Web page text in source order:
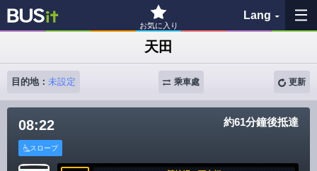
お気に入り
Lang
搜尋公車站
天田
目的地： 未設定 更新
乘車處
08:22 約61分鐘後抵達
スロープ